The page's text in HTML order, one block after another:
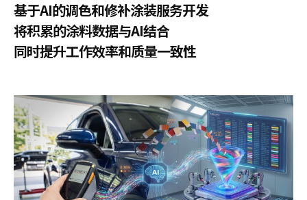
基于AI的调色和修补涂装服务开发
将积累的涂料数据与AI结合
同时提升工作效率和质量一致性